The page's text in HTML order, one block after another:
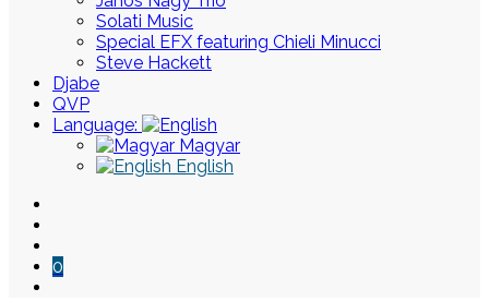
Solati Music
Special EFX featuring Chieli Minucci
Steve Hackett
Djabe
QVP
Language:
Magyar
English
0